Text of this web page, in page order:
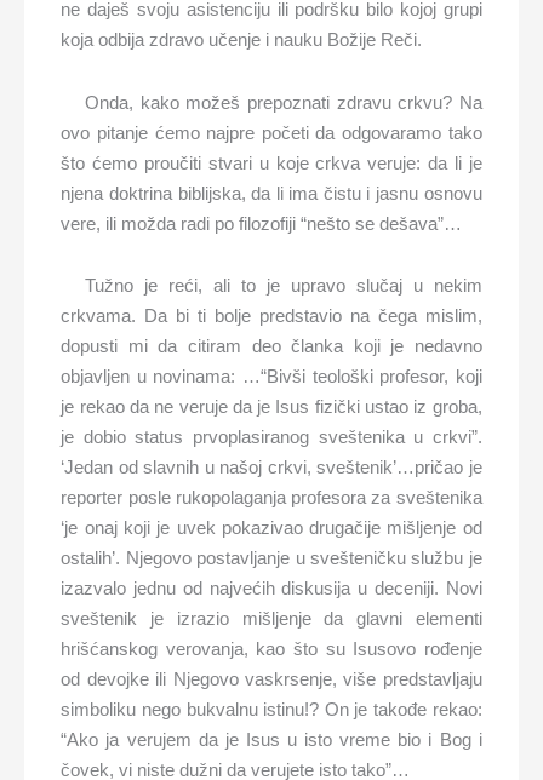
ne daješ svoju asistenciju ili podršku bilo kojoj grupi
koja odbija zdravo učenje i nauku Božije Reči.
Onda, kako možeš prepoznati zdravu crkvu? Na
ovo pitanje ćemo najpre početi da odgovaramo tako
što ćemo proučiti stvari u koje crkva veruje: da li je
njena doktrina biblijska, da li ima čistu i jasnu osnovu
vere, ili možda radi po filozofiji “nešto se dešava”…
Tužno je reći, ali to je upravo slučaj u nekim
crkvama. Da bi ti bolje predstavio na čega mislim,
dopusti mi da citiram deo članka koji je nedavno
objavljen u novinama: …“Bivši teološki profesor, koji
je rekao da ne veruje da je Isus fizički ustao iz groba,
je dobio status prvoplasiranog sveštenika u crkvi”.
‘Jedan od slavnih u našoj crkvi, sveštenik’…pričao je
reporter posle rukopolaganja profesora za sveštenika
‘je onaj koji je uvek pokazivao drugačije mišljenje od
ostalih’. Njegovo postavljanje u svešteničku službu je
izazvalo jednu od najvećih diskusija u deceniji. Novi
sveštenik je izrazio mišljenje da glavni elementi
hrišćanskog verovanja, kao što su Isusovo rođenje
od devojke ili Njegovo vaskrsenje, više predstavljaju
simboliku nego bukvalnu istinu!? On je takođe rekao:
“Ako ja verujem da je Isus u isto vreme bio i Bog i
čovek, vi niste dužni da verujete isto tako”…